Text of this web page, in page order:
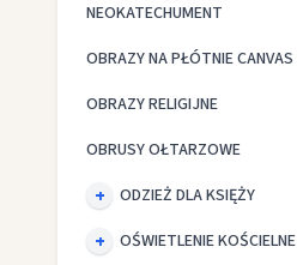
NEOKATECHUMENT
OBRAZY NA PŁÓTNIE CANVAS
OBRAZY RELIGIJNE
OBRUSY OŁTARZOWE
ODZIEŻ DLA KSIĘŻY
OŚWIETLENIE KOŚCIELNE